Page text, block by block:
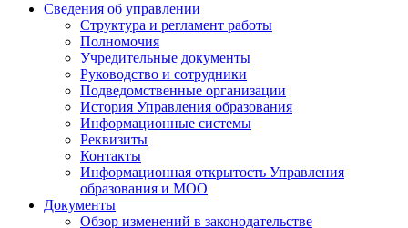
Сведения об управлении
Структура и регламент работы
Полномочия
Учредительные документы
Руководство и сотрудники
Подведомственные организации
История Управления образования
Информационные системы
Реквизиты
Контакты
Информационная открытость Управления
образования и МОО
Документы
Обзор изменений в законодательстве